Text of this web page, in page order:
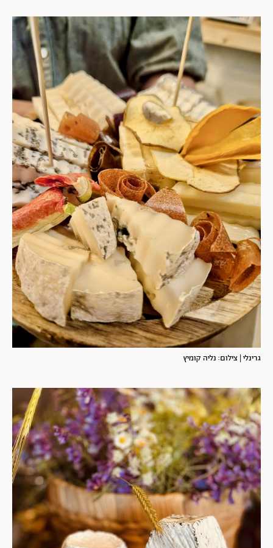
גרינלי | צילום: נליה קומיץ